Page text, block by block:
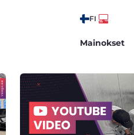
FI
Mainokset